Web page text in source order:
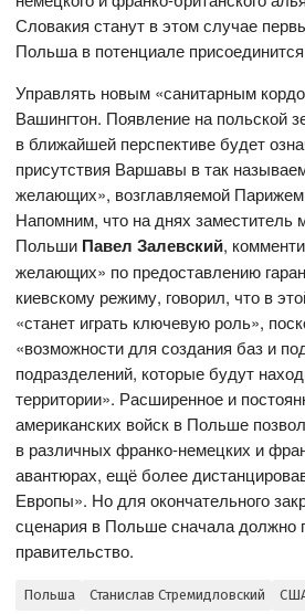
Словакия станут в этом случае
Польша в потенциале
Управлять новым «санитарным
Вашингтон. Появление на польской
в ближайшей перспективе будет
присутствия Варшавы в так
желающих», возглавляемой
Напомним, что на днях заместитель
Польши Павел Залевский,
желающих» по предоставлению
киевскому режиму, говорил, что в
«станет играть ключевую роль»,
«возможности для создания баз и
подразделений, которые будут
территории». Расширенное и
американских войск в Польше
в различных франко-немецких и
авантюрах, ещё более
Европы». Но для окончательного
сценария в Польше сначала должно
правительство.
Польша Станислав Стремидловский